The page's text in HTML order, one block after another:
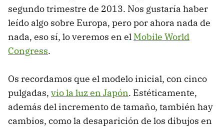
segundo trimestre de 2013. Nos gustaría haber
leído algo sobre Europa, pero por ahora nada de
nada, eso sí, lo veremos en el Mobile World
Congress.
Os recordamos que el modelo inicial, con cinco
pulgadas, vio la luz en Japón. Estéticamente,
además del incremento de tamaño, también hay
cambios, como la desaparición de los dibujos en